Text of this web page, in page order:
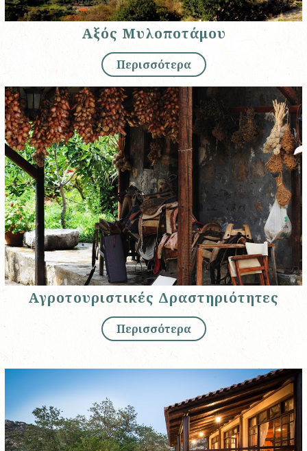
Αξός Μυλοποτάμου
Περισσότερα
Αγροτουριστικές Δραστηριότητες
Περισσότερα